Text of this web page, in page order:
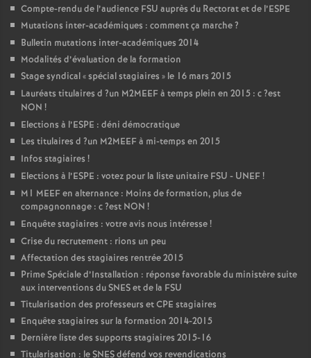
Compte-rendu de l’audience FSU auprès du Rectorat et de l’ESPE
Mutations inter-académiques : comment ça marche?
Bulletin mutations inter-académiques 2014
Modalités d’évaluation de la formation
Stage syndical «spécial stagiaires » le 16 mars 2015
Lauréats titulaires d ?un M2MEEFà temps plein en 2015 : c?est
NON !
Elections à l’ESPE : déni démocratique
Les titulaires d ?un M2MEEFà mi-temps en 2015
Infos stagiaires !
Elections à l’ESPE : votez pour la liste unitaire FSU - UNEF!
M1 MEEFen alternance : Moins de formation, plus de
compagnonnage : c?est NON !
Enquête stagiaires : votre avis nous intéresse!
Crise du recrutement : rions un peu
Affectation des stagiaires rentrée 2015
Prime Spéciale d’Installation : réponse favorable du ministère suite
aux interventions duSNESet de la FSU
Titularisation des professeurs etCPE stagiaires
Enquête stagiaires sur la formation 2014-2015
Dernière liste des supports stagiaires 2015-16
Titularisation : leSNESdéfend vos revendications